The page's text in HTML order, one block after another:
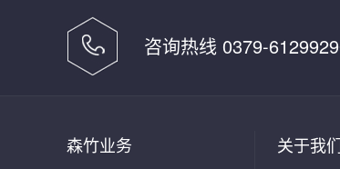
咨询热线 0379-
森竹业务 关于我